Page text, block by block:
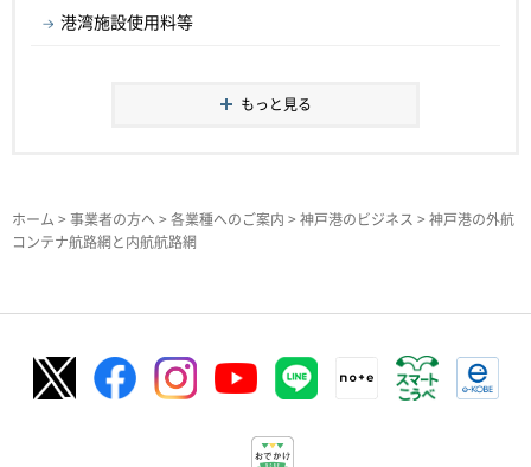
港湾施設使用料等
もっと見る
ホーム > 事業者の方へ > 各業種へのご案内 > 神戸港のビジネス > 神戸港の外航
コンテナ航路網と内航航路網